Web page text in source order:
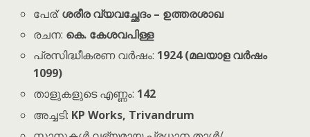
പേര്:ശരീര വ്യവച്ഛേദം – ഉത്തരശാഖ
രചന: കെ. കേശവപിള്ള
പ്രസിദ്ധീകരണ വർഷം: 1924 (മലയാള വർഷം
1099)
താളുകളുടെ എണ്ണം: 142
അച്ചടി: KP Works, Trivandrum